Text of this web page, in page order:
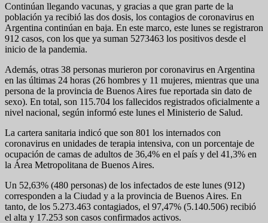
Continúan llegando vacunas, y gracias a que gran parte de la
población ya recibió las dos dosis, los contagios de coronavirus en
Argentina continúan en baja. En este marco, este lunes se registraron
912 casos, con los que ya suman 5273463 los positivos desde el
inicio de la pandemia.
Además, otras 38 personas murieron por coronavirus en Argentina
en las últimas 24 horas (26 hombres y 11 mujeres, mientras que una
persona de la provincia de Buenos Aires fue reportada sin dato de
sexo). En total, son 115.704 los fallecidos registrados oficialmente a
nivel nacional, según informó este lunes el Ministerio de Salud.
La cartera sanitaria indicó que son 801 los internados con
coronavirus en unidades de terapia intensiva, con un porcentaje de
ocupación de camas de adultos de 36,4% en el país y del 41,3% en
la Área Metropolitana de Buenos Aires.
Un 52,63% (480 personas) de los infectados de este lunes (912)
corresponden a la Ciudad y a la provincia de Buenos Aires. En
tanto, de los 5.273.463 contagiados, el 97,47% (5.140.506) recibió
el alta y 17.253 son casos confirmados activos.